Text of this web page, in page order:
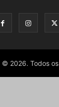
© 2026. Todos